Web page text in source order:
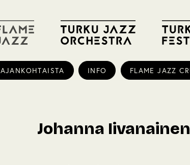
AJANKOHTAISTA INFO FLAME JAZZ
Johanna